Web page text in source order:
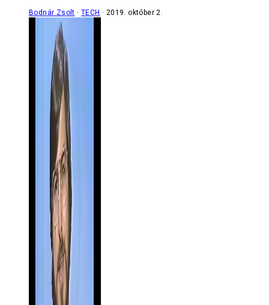
Bodnár Zsolt TECH 2019. október 2.